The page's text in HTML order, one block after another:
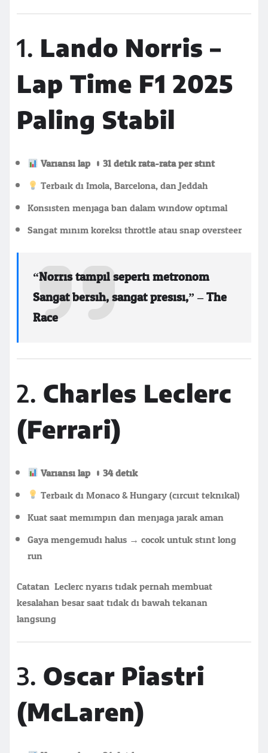
1. Lando Norris –
Lap Time F1 2025
Paling Stabil
Variansi lap: 0.31 detik rata-rata per stint
Terbaik di Imola, Barcelona, dan Jeddah
Konsisten menjaga ban dalam window optimal
Sangat minim koreksi throttle atau snap oversteer
“Norris tampil seperti metronom.
Sangat bersih, sangat presisi,” – The
Race.
2. Charles Leclerc
(Ferrari)
Variansi lap: 0.34 detik
Terbaik di Monaco & Hungary (circuit teknikal)
Kuat saat memimpin dan menjaga jarak aman
Gaya mengemudi halus → cocok untuk stint long
run
Catatan: Leclerc nyaris tidak pernah membuat
kesalahan besar saat tidak di bawah tekanan
langsung.
3. Oscar Piastri
(McLaren)